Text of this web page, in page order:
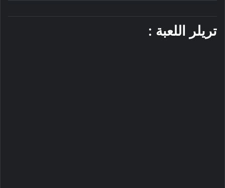
تريلر اللعبة :